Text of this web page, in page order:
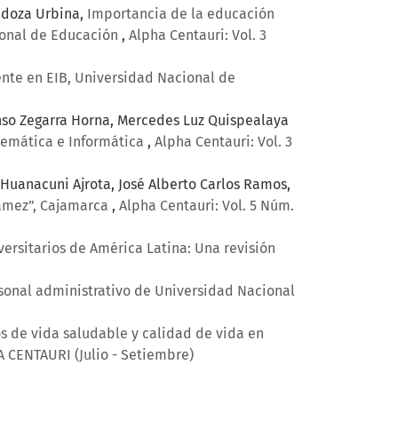
Urbina, Importancia de la educación
de Educación , Alpha Centauri: Vol. 3
en EIB, Universidad Nacional de
Zegarra Horna, Mercedes Luz Quispealaya
e Informática , Alpha Centauri: Vol. 3
Ajrota, José Alberto Carlos Ramos,
Cajamarca , Alpha Centauri: Vol. 5 Núm.
de América Latina: Una revisión
administrativo de Universidad Nacional
de vida saludable y calidad de vida en
CENTAURI (Julio - Setiembre)